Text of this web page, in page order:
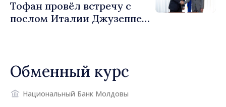
Тофан провёл встречу с
послом Италии Джузеппе
Обменный курс
Национальный Банк Молдовы